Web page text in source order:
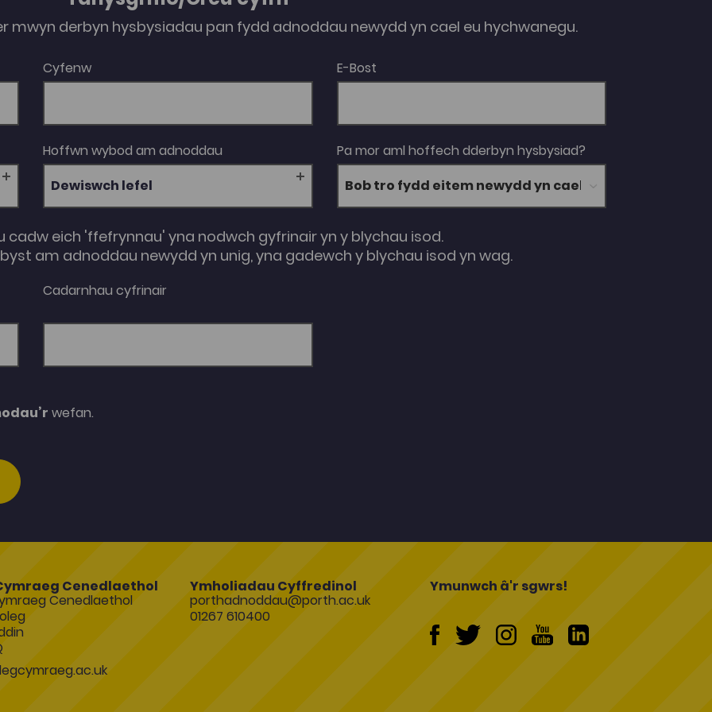
mwyn derbyn hysbysiadau pan fydd adnoddau newydd yn cael eu hychwanegu.
Cyfenw E-Bost
Hoffwn wybod am adnoddau
Dewiswch lefel
Pa mor aml hoffech dderbyn hysbysiad?
eich 'ffefrynnau' yna nodwch gyfrinair yn y blychau isod.
am adnoddau newydd yn unig, yna gadewch y blychau isod yn wag.
Cadarnhau cyfrinair
wefan.
Cenedlaethol
Cenedlaethol
Ymholiadau Cyffredinol
porthadnoddau@porth.ac.uk
01267 610400
Ymunwch â'r sgwrs!